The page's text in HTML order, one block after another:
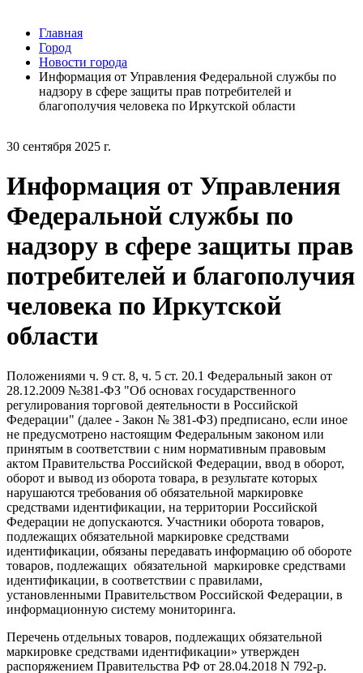
30 сентября 2025 г.
Информация от Управления
Федеральной службы по
надзору в сфере защиты прав
потребителей и благополучия
человека по Иркутской
области
Положениями ч. 9 ст. 8, ч. 5 ст. 20.1 Федеральный закон от
28.12.2009 №381-ФЗ "Об основах государственного
регулирования торговой деятельности в Российской
Федерации" (далее - Закон № 381-ФЗ) предписано, если иное
не предусмотрено настоящим Федеральным законом или
принятым в соответствии с ним нормативным правовым
актом Правительства Российской Федерации, ввод в оборот,
оборот и вывод из оборота товара, в результате которых
нарушаются требования об обязательной маркировке
средствами идентификации, на территории Российской
Федерации не допускаются. Участники оборота товаров,
подлежащих обязательной маркировке средствами
идентификации, обязаны передавать информацию об обороте
товаров, подлежащих обязательной маркировке средствами
идентификации, в соответствии с правилами,
установленными Правительством Российской Федерации, в
информационную систему мониторинга.
Перечень отдельных товаров, подлежащих обязательной
маркировке средствами идентификации» утвержден
распоряжением Правительства РФ от 28.04.2018 N 792-р.
Главная
Город
Новости города
Информация от Управления Федеральной службы по
надзору в сфере защиты прав потребителей и
благополучия человека по Иркутской области